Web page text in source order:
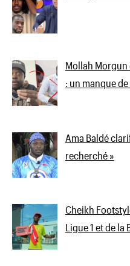
Mollah
: un manque
Ama Baldé
recherché »
Cheikh
Ligue 1 et de la